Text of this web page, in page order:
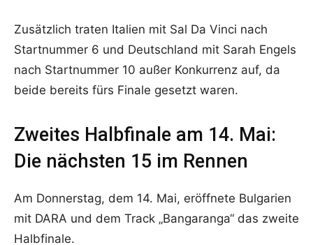
Zusätzlich traten Italien mit Sal Da Vinci nach
Startnummer 6 und Deutschland mit Sarah Engels
nach Startnummer 10 außer Konkurrenz auf, da
beide bereits fürs Finale gesetzt waren.
Zweites Halbfinale am 14. Mai:
Die nächsten 15 im Rennen
Am Donnerstag, dem 14. Mai, eröffnete Bulgarien
mit DARA und dem Track „Bangaranga“ das zweite
Halbfinale.